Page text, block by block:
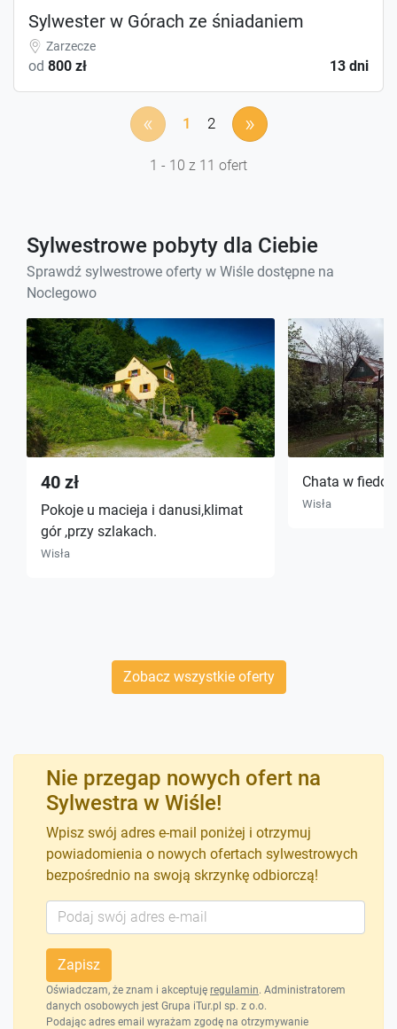
Sylwester w Górach ze śniadaniem
Zarzecze
od 800 zł 13 dni
« 1 2 »
1 - 10 z 11 ofert
Sylwestrowe pobyty dla Ciebie
Sprawdź sylwestrowe oferty w Wiśle dostępne na
Noclegowo
40 zł
Pokoje u macieja i danusi,klimat
gór ,przy szlakach.
Wisła
Chata w
Wisła
Zobacz wszystkie oferty
Nie przegap nowych ofert na
Sylwestra w Wiśle!
Wpisz swój adres e-mail poniżej i otrzymuj
powiadomienia o nowych ofertach sylwestrowych
bezpośrednio na swoją skrzynkę odbiorczą!
Zapisz
Oświadczam, że znam i akceptuję regulamin. Administratorem
danych osobowych jest Grupa iTur.pl sp. z o.o.
Podając adres email wyrażam zgodę na otrzymywanie